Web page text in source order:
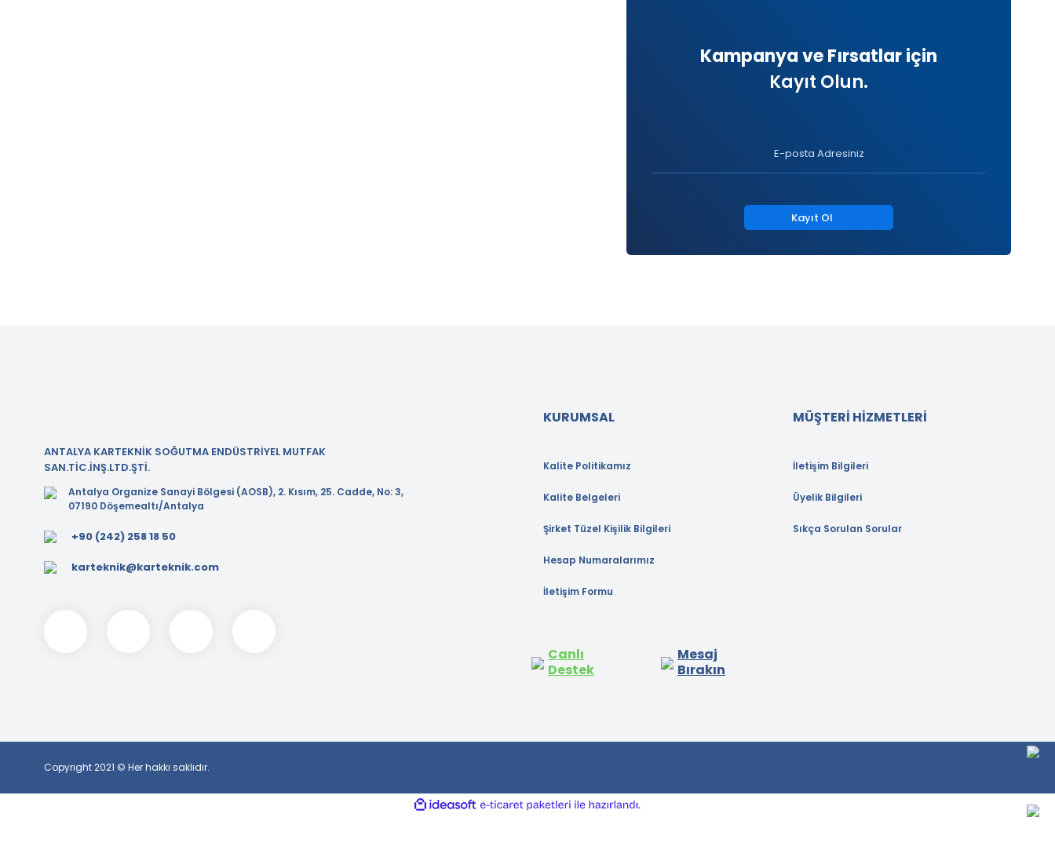
Kampanya ve Fırsatlar için
Kayıt Olun.
Kayıt Ol
ANTALYA KARTEKNİK SOĞUTMA ENDÜSTRİYEL MUTFAK
SAN.TİC.İNŞ.LTD.ŞTİ.
Antalya Organize Sanayi Bölgesi (AOSB), 2. Kısım, 25. Cadde, No: 3,
07190 Döşemealtı/Antalya
+90 (242) 258 18 50
karteknik@karteknik.com
KURUMSAL
Kalite Politikamız
Kalite Belgeleri
Şirket Tüzel Kişilik Bilgileri
Hesap Numaralarımız
İletişim Formu
MÜŞTERİ HİZMETLERİ
İletişim Bilgileri
Üyelik Bilgileri
Sıkça Sorulan Sorular
Canlı
Destek
Mesaj
Bırakın
Copyright 2021 © Her hakkı saklıdır.
ideasoft
e-